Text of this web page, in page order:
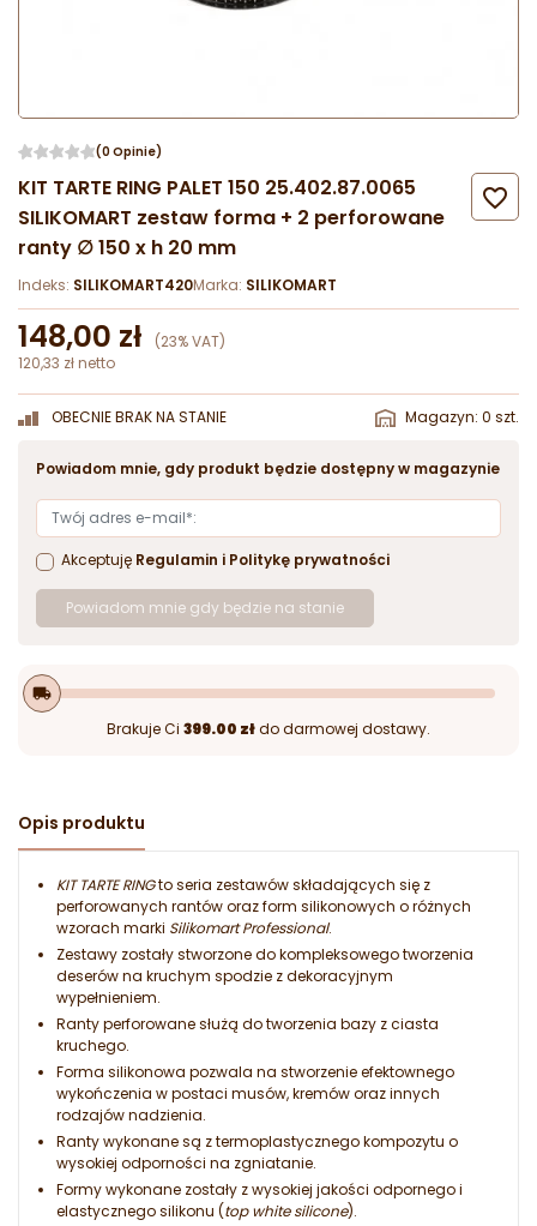
(0 Opinie)
KIT TARTE RING PALET 150 25.402.87.0065
SILIKOMART zestaw forma + 2 perforowane
ranty ∅ 150 x h 20 mm

Indeks: SILIKOMART420Marka: SILIKOMART
148,00 zł
(23% VAT)
120,33 zł netto
OBECNIE BRAK NA STANIE Magazyn: 0 szt.
Powiadom mnie, gdy produkt będzie dostępny w magazynie
Akceptuję Regulamin i Politykę prywatności
Powiadom mnie gdy będzie na stanie
local_shipping
Brakuje Ci 399.00 złdo darmowej dostawy.
Opis produktu
KIT TARTE RINGto seria zestawów składających się z
perforowanych rantów oraz form silikonowych o różnych
wzorach marki Silikomart Professional.
Zestawy zostały stworzone do kompleksowego tworzenia
deserów na kruchym spodzie z dekoracyjnym
wypełnieniem.
Ranty perforowane służą do tworzenia bazy z ciasta
kruchego.
Forma silikonowa pozwala na stworzenie efektownego
wykończenia w postaci musów, kremów oraz innych
rodzajów nadzienia.
Ranty wykonane są z termoplastycznego kompozytu o
wysokiej odporności na zgniatanie.
Formy wykonane zostały z wysokiej jakości odpornego i
elastycznego silikonu (top white silicone).